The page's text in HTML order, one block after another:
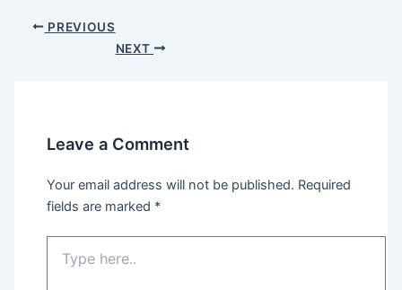
Post PREVIOUS
NEXT
Leave a Comment
Your email address will not be published. Required
fields are marked *
here..